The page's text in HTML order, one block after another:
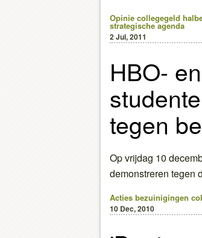
Opinie collegegeld
strategische agenda
2 Jul, 2011
HBO-
tegen
Op vrijdag 10
demonstreren tegen
Acties bezuinigingen
10 Dec, 2010